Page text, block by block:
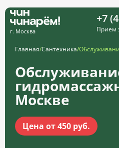
г. Москва
+7
Прием
Главная/Сантехника/
Москве
Цена от 450 руб.